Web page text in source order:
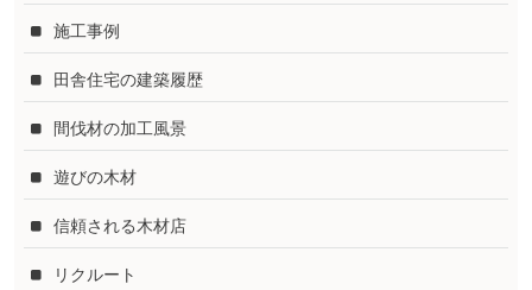
施工事例
田舎住宅の建築履歴
間伐材の加工風景
遊びの木材
信頼される木材店
リクルート